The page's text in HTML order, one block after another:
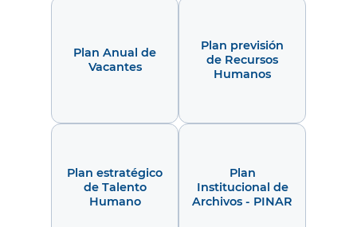
Plan Anual de
Vacantes
Plan previsión
de Recursos
Humanos
Plan estratégico
de Talento
Humano
Plan
Institucional de
Archivos - PINAR